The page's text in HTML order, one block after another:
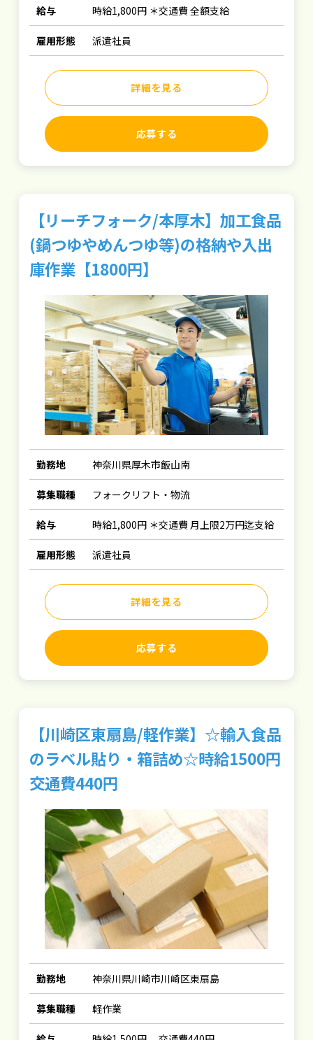
給与 時給1,800円 ＊交通費 全額支給
雇用形態 派遣社員
詳細を見る
応募する
【リーチフォーク/本厚木】加工食品
(鍋つゆやめんつゆ等)の格納や入出
庫作業【1800円】
勤務地 神奈川県厚木市飯山南
募集職種 フォークリフト・物流
給与 時給1,800円 ＊交通費 月上限2万円迄支給
雇用形態 派遣社員
詳細を見る
応募する
【川崎区東扇島/軽作業】☆輸入食品
のラベル貼り・箱詰め☆時給1500円
交通費440円
勤務地 神奈川県川崎市川崎区東扇島
募集職種 軽作業